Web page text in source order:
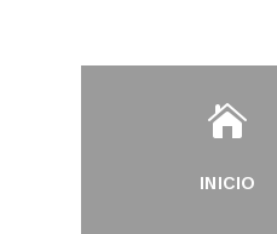

INICIO